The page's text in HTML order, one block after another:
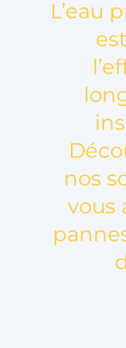
L’eau
nos
vous